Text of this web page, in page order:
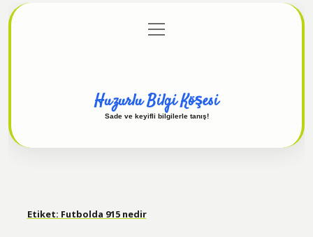
Gizlilik Politikası
menüyü
aç
Huzurlu Bilgi Köşesi
Sade ve keyifli bilgilerle tanış!
Etiket: Futbolda 915 nedir